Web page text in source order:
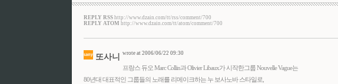
REPLY RSS http://www.dzain.com/tt/rss/comment/700
REPLY ATOM http://www.dzain.com/tt/atom/comment/700
또사니 wrote at 2006/06/22 09:30
프랑스 듀오 Marc Collin과 Olivier Libaux가 시작한그룹 Nouvelle Vague는
80년대 대표적인 그룹들의 노래를 리메이크하는 누 보사노바 스타일로,